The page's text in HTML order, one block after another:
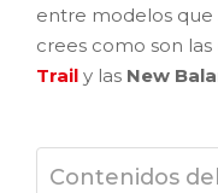
entre modelos que
crees como son las
Trail y las New
Contenidos